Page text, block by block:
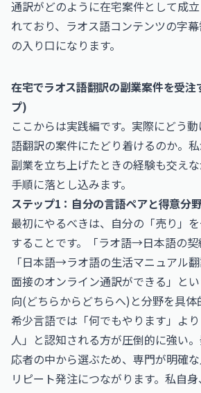
通訳がどのように在宅案件として成
れており、ラオス語コンテンツの字
の入り口になります。
在宅でラオス語翻訳の副業案件を受注
プ)
ここからは実践編です。実際にどう
語翻訳の案件にたどり着けるのか。
副業を立ち上げたときの経験も交え
手順に落とし込みます。
ステップ1：自分の言語ペアと得意分
最初にやるべきは、自分の「売り」
することです。「ラオ語→日本語の契
「日本語→ラオ語の生活マニュアル
面接のオンライン通訳ができる」と
向(どちらからどちらへ)と分野を具体
希少言語では「何でもやります」よ
人」と認知される方が圧倒的に強い
応者の中から選ぶため、専門が明確な
リピート発注につながります。私自